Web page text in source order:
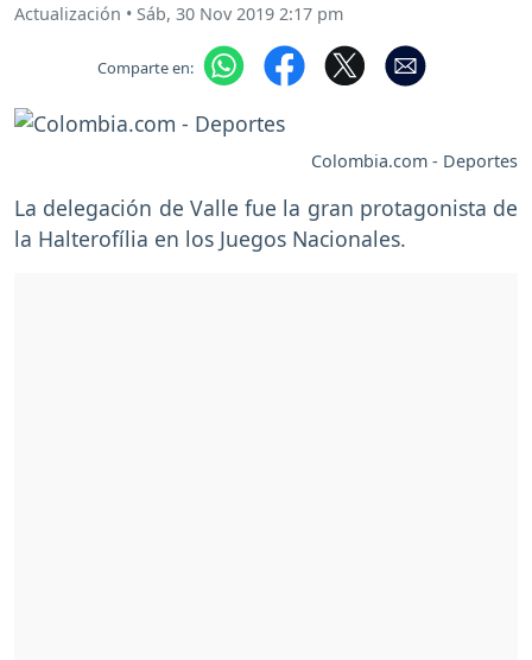
Actualización • Sáb, 30 Nov 2019 2:17 pm
Comparte en:
Colombia.com - Deportes
La delegación de Valle fue la gran protagonista de
la Halterofília en los Juegos Nacionales.